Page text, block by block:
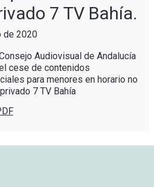
7 TV Bahía.
de 2020
Audiovisual de Andalucía
cese de contenidos
para menores en horario no
7 TV Bahía